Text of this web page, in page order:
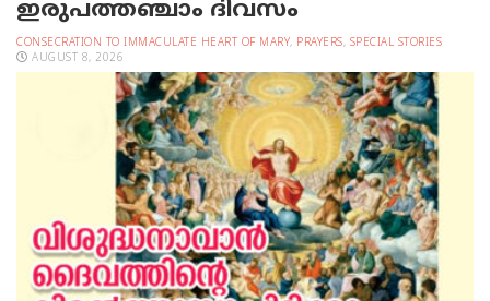
ഇരുപത്തഞ്ചാം ദിവസം
CONSECRATION TO IMMACULATE HEART OF MARY, PRAYERS, SPECIAL STORIES
AUGUST 8, 2026